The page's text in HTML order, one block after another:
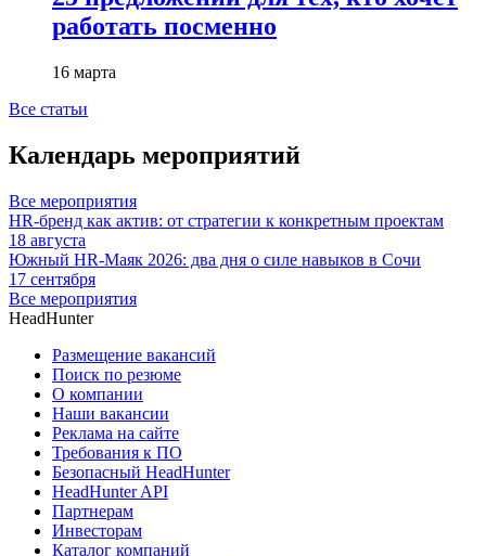
работать посменно
16 марта
Все статьи
Календарь мероприятий
Все мероприятия
HR-бренд как актив: от стратегии к конкретным проектам
18 августа
Южный HR-Маяк 2026: два дня о силе навыков в Сочи
17 сентября
Все мероприятия
HeadHunter
Размещение вакансий
Поиск по резюме
О компании
Наши вакансии
Реклама на сайте
Требования к ПО
Безопасный HeadHunter
HeadHunter API
Партнерам
Инвесторам
Каталог компаний